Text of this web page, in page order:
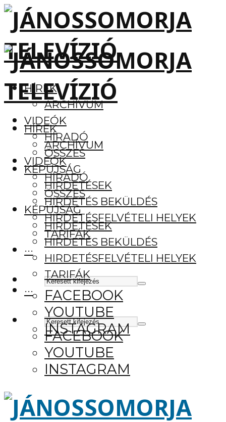
HÍREK
ARCHÍVUM
VIDEÓK
HÍRADÓ
ÖSSZES
KÉPÚJSÁG
HIRDETÉSEK
HIRDETÉS BEKÜLDÉS
HIRDETÉSFELVÉTELI HELYEK
TARIFÁK
···
FACEBOOK
YOUTUBE
INSTAGRAM
HÍREK
ARCHÍVUM
VIDEÓK
HÍRADÓ
ÖSSZES
KÉPÚJSÁG
HIRDETÉSEK
HIRDETÉS BEKÜLDÉS
HIRDETÉSFELVÉTELI HELYEK
TARIFÁK
···
FACEBOOK
YOUTUBE
INSTAGRAM